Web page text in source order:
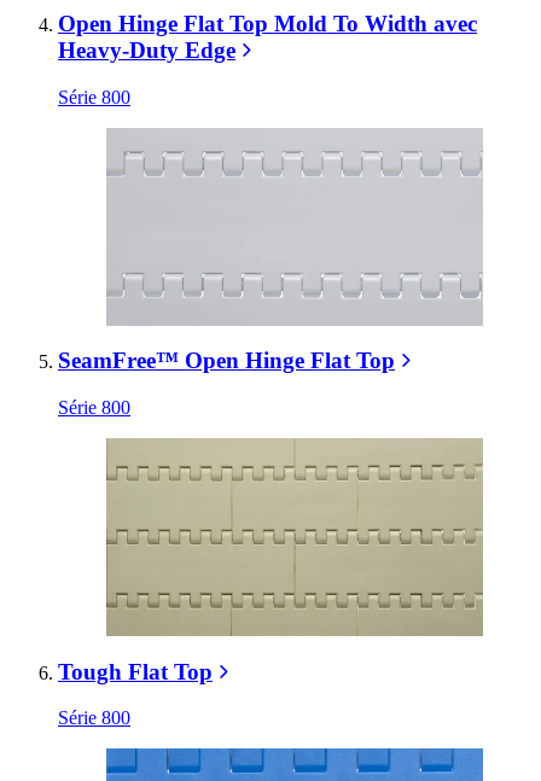
Open Hinge Flat Top Mold To Width avec
Heavy-Duty Edge
Série 800
SeamFree™ Open Hinge Flat Top
Série 800
Tough Flat Top
Série 800